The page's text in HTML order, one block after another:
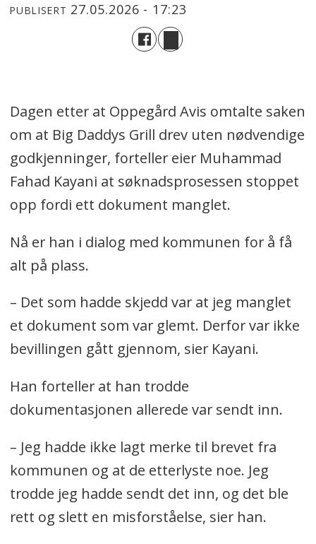
PUBLISERT 27.05.2026 - 17:23
Dagen etter at Oppegård Avis omtalte saken
om at Big Daddys Grill drev uten nødvendige
godkjenninger, forteller eier Muhammad
Fahad Kayani at søknadsprosessen stoppet
opp fordi ett dokument manglet.
Nå er han i dialog med kommunen for å få
alt på plass.
– Det som hadde skjedd var at jeg manglet
et dokument som var glemt. Derfor var ikke
bevillingen gått gjennom, sier Kayani.
Han forteller at han trodde
dokumentasjonen allerede var sendt inn.
– Jeg hadde ikke lagt merke til brevet fra
kommunen og at de etterlyste noe. Jeg
trodde jeg hadde sendt det inn, og det ble
rett og slett en misforståelse, sier han.